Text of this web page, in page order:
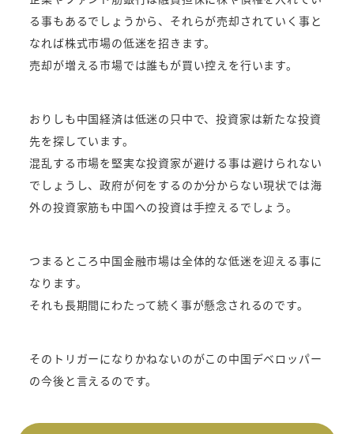
る事もあるでしょうから、それらが売却されていく事と
なれば株式市場の低迷を招きます。
売却が増える市場では誰もが買い控えを行います。
おりしも中国経済は低迷の只中で、投資家は新たな投資
先を探しています。
混乱する市場を堅実な投資家が避ける事は避けられない
でしょうし、政府が何をするのか分からない現状では海
外の投資家筋も中国への投資は手控えるでしょう。
つまるところ中国金融市場は全体的な低迷を迎える事に
なります。
それも長期間にわたって続く事が懸念されるのです。
そのトリガーになりかねないのがこの中国デベロッパー
の今後と言えるのです。